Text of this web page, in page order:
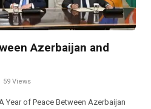
Azerbaijan and
59 Views
Year of Peace Between Azerbaijan